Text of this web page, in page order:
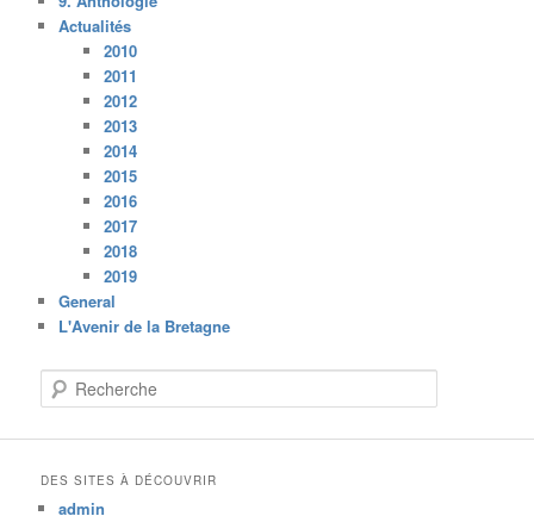
Actualités
2010
2011
2012
2013
2014
2015
2016
2017
2018
2019
General
L'Avenir de la Bretagne
e
e
DES SITES À DÉCOUVRIR
admin